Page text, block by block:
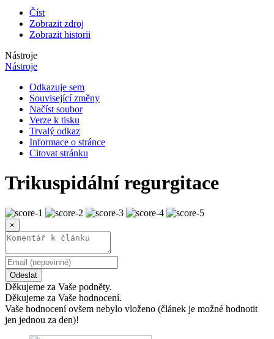
Číst
Zobrazit zdroj
Zobrazit historii
Nástroje
Nástroje
Odkazuje sem
Související změny
Načíst soubor
Verze k tisku
Trvalý odkaz
Informace o stránce
Citovat stránku
Trikuspidální regurgitace
×
Odeslat
Děkujeme za Vaše podněty.
Děkujeme za Vaše hodnocení.
Vaše hodnocení ovšem nebylo vloženo (článek je možné hodnotit
jen jednou za den)!